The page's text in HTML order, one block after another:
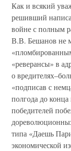
Как и всякий
решивший
войне с полным
В.В. Бешанов не
«реверансы» в
о
«подписав с
полгода до
победителей
типа «Даешь
экономической